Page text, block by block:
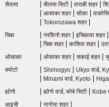
किन्की निप्पन रेलवे
Kintetsu नागोया रेखा (11)
नागोया शहर यातायात ब्यूरो
सैतामा
सैतामा सिटी वाराबी शहर
आसाका शहर
सोका
Tokorozawa शहर
चिबा
नरशिनो शहर इचिकावा शहर
चिबा शहर
काशिवा शहर
ओसाका
ओसाका शहर सकाई शहर
क्योटो
Shimogyo Ukyo वार्ड,
Minami वार्ड, Kyoto
ह्योगो
ह्योगो वार्ड, कोबे सिटी
Kobe
आइची
नागोया शहर